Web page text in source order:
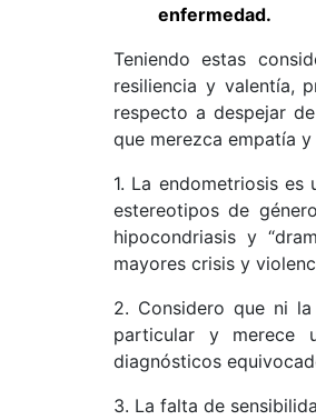
enfermedad.
Teniendo estas
resiliencia y valentía,
respecto a despejar
que merezca empatía
1. La endometriosis
estereotipos de
hipocondriasis y
mayores crisis y
2. Considero que ni
particular y merece
diagnósticos
3. La falta de